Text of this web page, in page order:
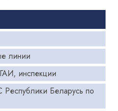
линии
инспекции
Беларусь по